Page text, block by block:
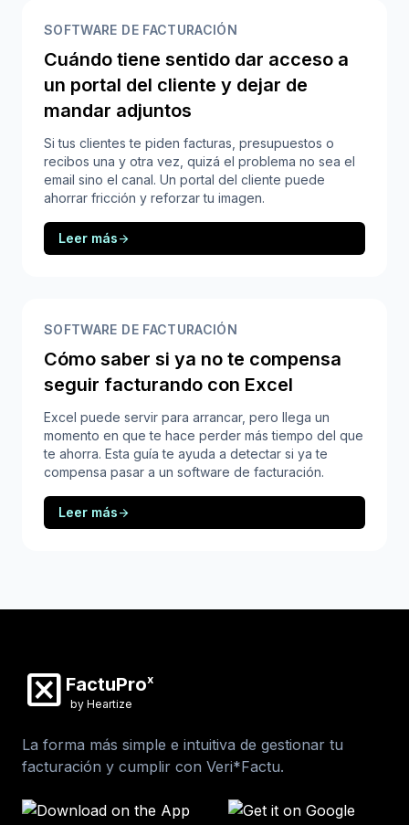
SOFTWARE DE FACTURACIÓN
Cuándo tiene sentido dar acceso a
un portal del cliente y dejar de
mandar adjuntos
Si tus clientes te piden facturas, presupuestos o
recibos una y otra vez, quizá el problema no sea el
email sino el canal. Un portal del cliente puede
ahorrar fricción y reforzar tu imagen.
Leer másarrow_forward
SOFTWARE DE FACTURACIÓN
Cómo saber si ya no te compensa
seguir facturando con Excel
Excel puede servir para arrancar, pero llega un
momento en que te hace perder más tiempo del que
te ahorra. Esta guía te ayuda a detectar si ya te
compensa pasar a un software de facturación.
Leer másarrow_forward
disabled_by_default FactuProx
by Heartize
La forma más simple e intuitiva de gestionar tu
facturación y cumplir con Veri*Factu.